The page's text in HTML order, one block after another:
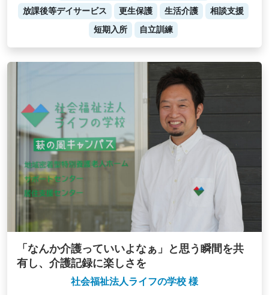
放課後等デイサービス
更生保護 生活介護
相談支援
短期入所
自立訓練
「なんか介護っていいよなぁ」と思う瞬間を共
有し、介護記録に楽しさを
社会福祉法人ライフの学校 様